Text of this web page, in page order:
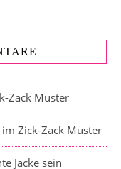
Zack Muster
Zick-Zack Muster
Jacke sein